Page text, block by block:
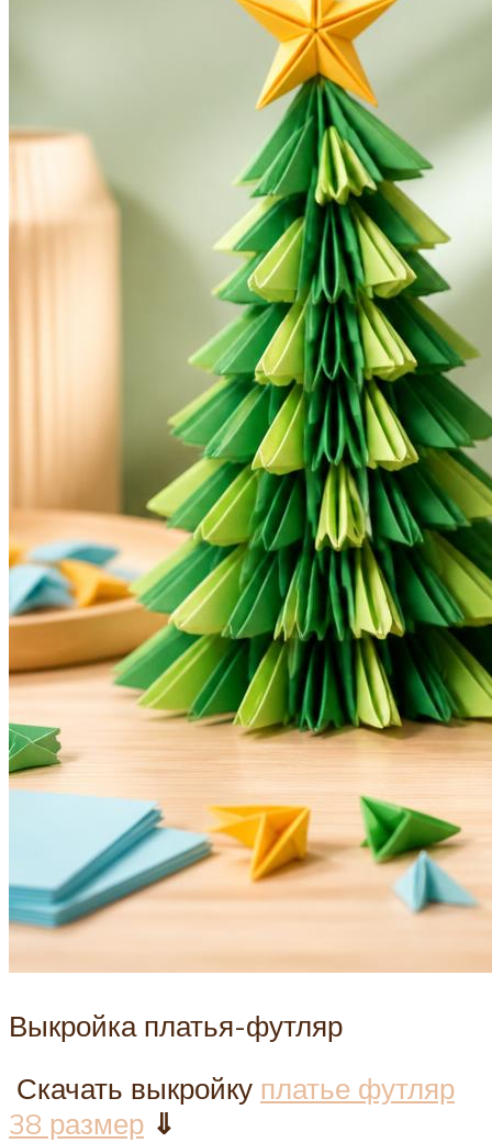
Выкройка платья-футляр
Скачать выкройку платье футляр
38 размер ⇓